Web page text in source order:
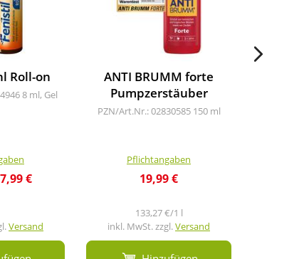
Roll-on
8 ml, Gel
7,99 €
Versand
ANTI BRUMM forte
Pumpzerstäuber
PZN/Art.Nr.: 02830585 150 ml
Pflichtangaben
19,99 €
133,27 €/1 l
inkl. MwSt. zzgl.Versand